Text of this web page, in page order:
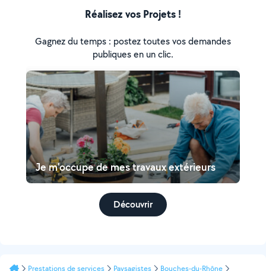
Réalisez vos Projets !
Gagnez du temps : postez toutes vos demandes
publiques en un clic.
Je m'occupe de mes travaux extérieurs
Découvrir
Prestations de services Paysagistes Bouches-du-Rhône